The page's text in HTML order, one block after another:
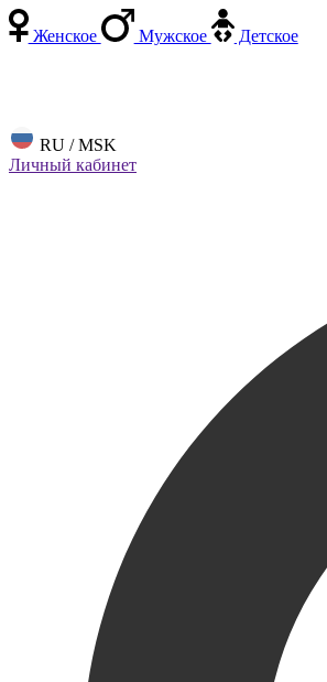
Женское Мужское Детское
RU / MSK
Личный кабинет